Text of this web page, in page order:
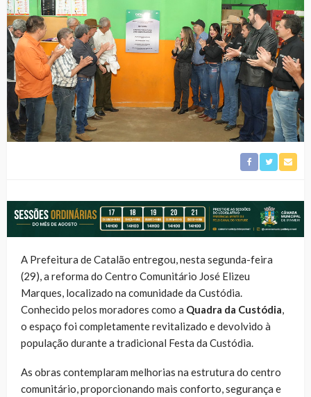
A Prefeitura de Catalão entregou, nesta segunda-feira
(29), a reforma do Centro Comunitário José Elizeu
Marques, localizado na comunidade da Custódia.
Conhecido pelos moradores como a Quadra da Custódia,
o espaço foi completamente revitalizado e devolvido à
população durante a tradicional Festa da Custódia.
As obras contemplaram melhorias na estrutura do centro
comunitário, proporcionando mais conforto, segurança e